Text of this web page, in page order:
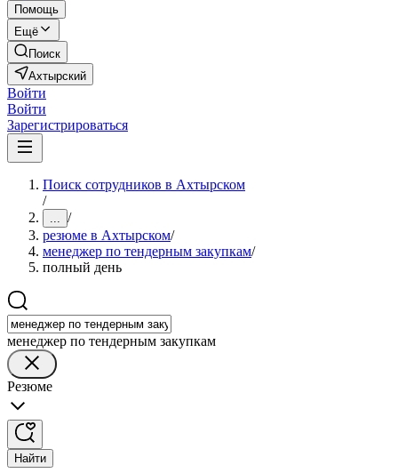
Помощь
Ещё
Поиск
Ахтырский
Войти
Войти
Зарегистрироваться
Поиск сотрудников в Ахтырском
/
... /
резюме в Ахтырском/
менеджер по тендерным закупкам/
полный день
менеджер по тендерным закупкам
Резюме
Найти